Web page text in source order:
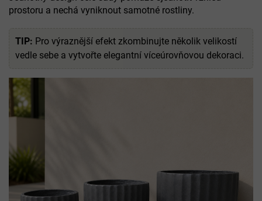
prostoru a nechá vyniknout samotné rostliny.
TIP: Pro výraznější efekt zkombinujte několik velikostí
vedle sebe a vytvořte elegantní víceúrovňovou dekoraci.